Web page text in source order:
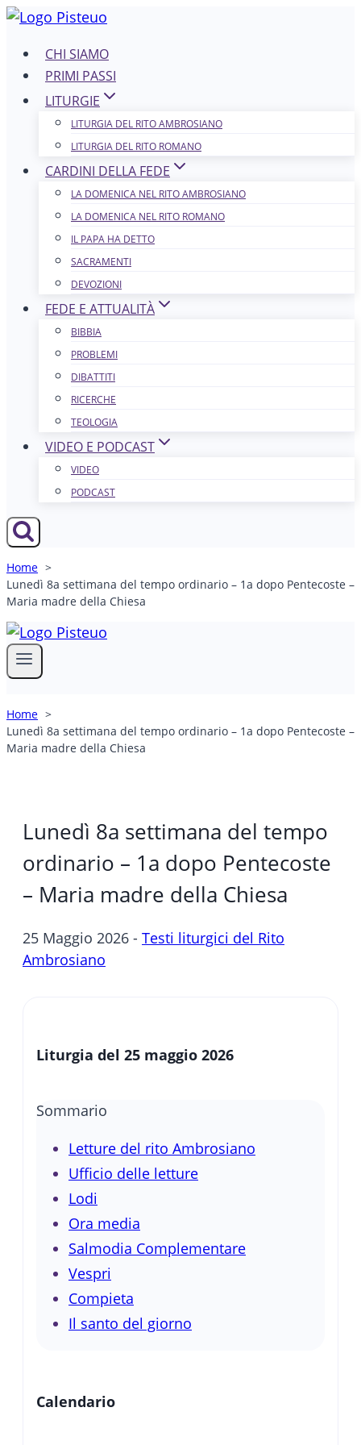
Salta
contenutoCHI SIAMO
PRIMI PASSI
LITURGIE
LITURGIA DEL RITO AMBROSIANO
LITURGIA DEL RITO ROMANO
CARDINI DELLA FEDE
LA DOMENICA NEL R​​​​​​ITO AMBROSIANO
LA DOMENICA NEL RITO ROMANO
IL PAPA HA DETTO
SACRAMENTI
DEVOZIONI
FEDE E ATTUALITÀ
BIBBIA
PROBLEMI
DIBATTITI
RICERCHE
TEOLOGIA
VIDEO E PODCAST
VIDEO
PODCAST
Home
Lunedì 8a settimana del tempo ordinario – 1a dopo Pentecoste –
Maria madre della Chiesa
Home
Lunedì 8a settimana del tempo ordinario – 1a dopo Pentecoste –
Maria madre della Chiesa
Lunedì 8a settimana del tempo
ordinario – 1a dopo Pentecoste
– Maria madre della Chiesa
25 Maggio 2026 - Testi liturgici del Rito
Ambrosiano
Liturgia del 25 maggio 2026
Sommario
Letture del rito Ambrosiano
Ufficio delle letture
Lodi
Ora media
Salmodia Complementare
Vespri
Compieta
Il santo del giorno
Calendario